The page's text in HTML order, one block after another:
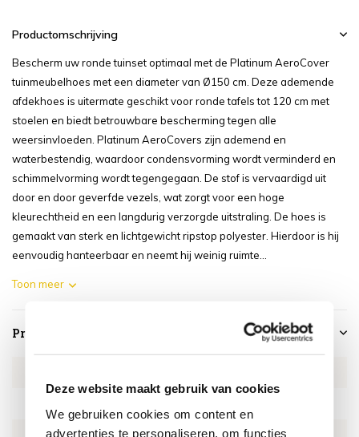
Deze website maakt gebruik van cookies
We gebruiken cookies om content en
advertenties te personaliseren, om functies
Productomschrijving
Bescherm uw ronde tuinset optimaal met de Platinum AeroCover
tuinmeubelhoes met een diameter van Ø150 cm. Deze ademende
afdekhoes is uitermate geschikt voor ronde tafels tot 120 cm met
stoelen en biedt betrouwbare bescherming tegen alle
weersinvloeden. Platinum AeroCovers zijn ademend en
waterbestendig, waardoor condensvorming wordt verminderd en
schimmelvorming wordt tegengegaan. De stof is vervaardigd uit
door en door geverfde vezels, wat zorgt voor een hoge
kleurechtheid en een langdurig verzorgde uitstraling. De hoes is
gemaakt van sterk en lichtgewicht ripstop polyester. Hierdoor is hij
eenvoudig hanteerbaar en neemt hij weinig ruimte...
Toon meer
Productspecificaties